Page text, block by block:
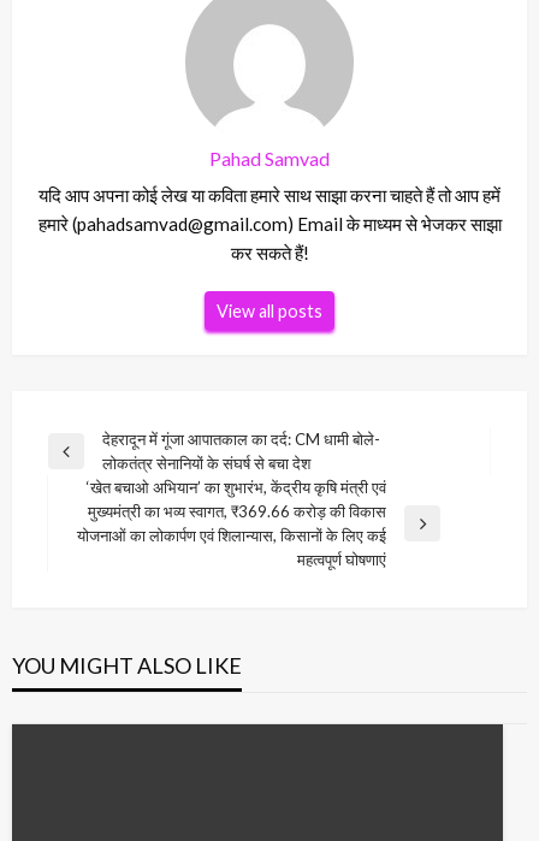
Pahad Samvad
यदि आप अपना कोई लेख या कविता हमारे साथ साझा करना चाहते हैं तो आप हमें
हमारे (pahadsamvad@gmail.com) Email के माध्यम से भेजकर साझा
कर सकते हैं!
View all posts
Post
navigation
Previous
देहरादून में गूंजा आपातकाल का दर्द: CM धामी बोले-
लोकतंत्र सेनानियों के संघर्ष से बचा देश
Next
‘खेत बचाओ अभियान’ का शुभारंभ, केंद्रीय कृषि मंत्री एवं
मुख्यमंत्री का भव्य स्वागत, ₹369.66 करोड़ की विकास
योजनाओं का लोकार्पण एवं शिलान्यास, किसानों के लिए कई
महत्वपूर्ण घोषणाएं
YOU MIGHT ALSO LIKE